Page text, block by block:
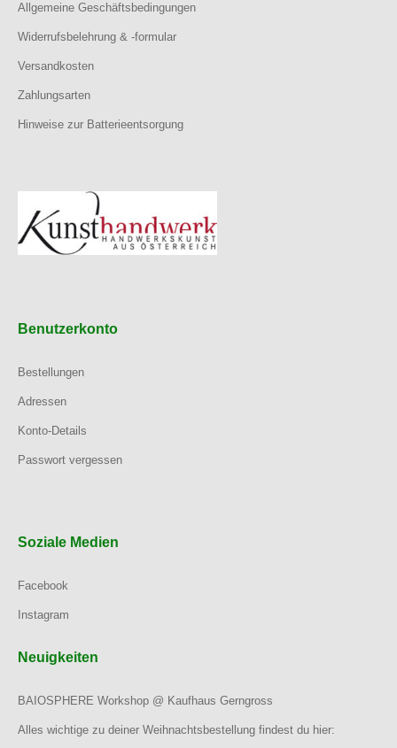
Allgemeine Geschäftsbedingungen
Widerrufsbelehrung & -formular
Versandkosten
Zahlungsarten
Hinweise zur Batterieentsorgung
Benutzerkonto
Bestellungen
Adressen
Konto-Details
Passwort vergessen
Soziale Medien
Facebook
Instagram
Neuigkeiten
BAIOSPHERE Workshop @ Kaufhaus Gerngross
Alles wichtige zu deiner Weihnachtsbestellung findest du hier: